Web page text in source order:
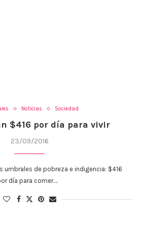
Noticias Sociedad
$416 por día para vivir
23/09/2016
umbrales de pobreza e indigencia: $416
día para comer.…